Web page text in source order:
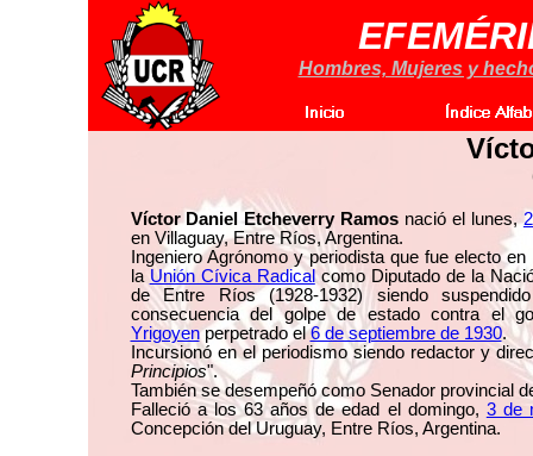
Hombres, Mujeres y
Víctor Daniel Etcheverry Ramos nació el lunes,
en Villaguay, Entre Ríos, Argentina.
Ingeniero Agrónomo y periodista que fue electo
la Unión Cívica Radicalcomo Diputado de la
de Entre Ríos (1928-1932) siendo
consecuencia del golpe de estado contra el
Yrigoyenperpetrado el6 de septiembre de 1930.
Incursionó en el periodismo siendo redactor y
Principios".
También se desempeñó como Senador provincial
Falleció a los 63 años de edad el domingo, 3 de
Concepción del Uruguay, Entre Ríos, Argentina.